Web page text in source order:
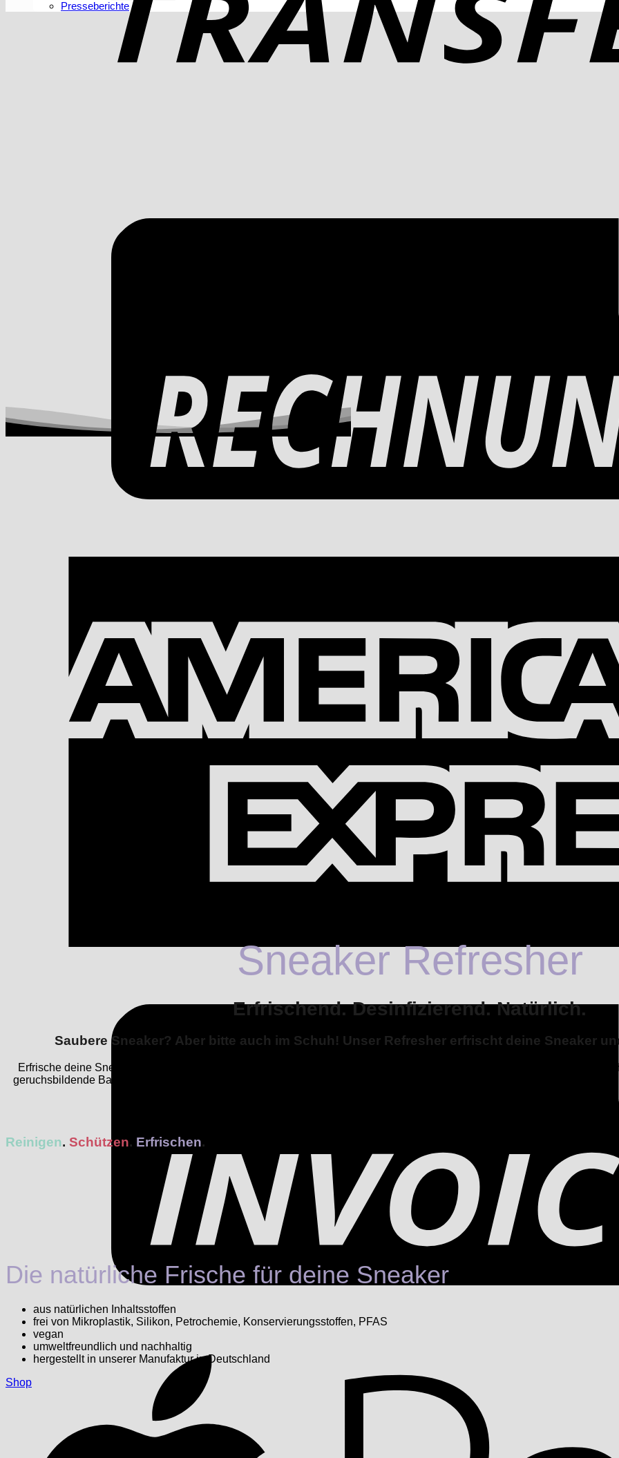
Presseberichte
Sneaker Refresher
Erfrischend. Desinfizierend. Natürlich.
Saubere Sneaker? Aber bitte auch im Schuh! Unser Refresher erfrischt deine Sneaker
Erfrische deine Sneaker nachhaltig und neutralisiere Gerüche – ganz ohne synthetische Duftstoffe. Unser natürliches
geruchsbildende Bakterien mithilfe von Ethanol und Natron, während sieben edle ätherische Öle für langanhaltende
Reinigen. Schützen. Erfrischen.
Die natürliche Frische für deine Sneaker
aus natürlichen Inhaltsstoffen
frei von Mikroplastik, Silikon, Petrochemie, Konservierungsstoffen, PFAS
vegan
umweltfreundlich und nachhaltig
hergestellt in unserer Manufaktur in Deutschland
Shop